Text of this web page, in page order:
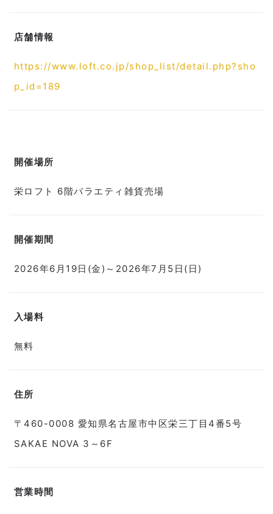
店舗情報
https://www.loft.co.jp/shop_list/detail.php?sho
p_id=189
開催場所
栄ロフト 6階バラエティ雑貨売場
開催期間
2026年6月19日(金)～2026年7月5日(日)
入場料
無料
住所
〒460-0008 愛知県名古屋市中区栄三丁目4番5号
SAKAE NOVA 3～6F
営業時間